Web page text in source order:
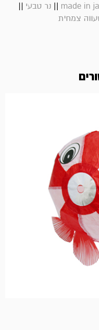
made in
|| נר טבעי ||
צמחית